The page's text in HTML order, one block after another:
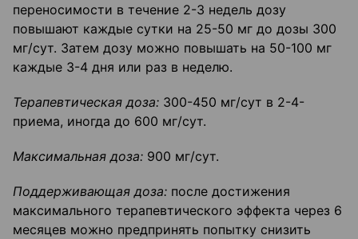
переносимости в течение 2-3 недель дозу
повышают каждые сутки на 25-50 мг до дозы 300
мг/сут. Затем дозу можно повышать на 50-100 мг
каждые 3-4 дня или раз в неделю.
Терапевтическая доза: 300-450 мг/сут в 2-4-
приема, иногда до 600 мг/сут.
Максимальная доза: 900 мг/сут.
Поддерживающая доза: после достижения
максимального терапевтического эффекта через 6
месяцев можно предпринять попытку снизить